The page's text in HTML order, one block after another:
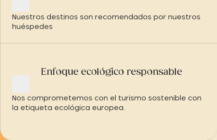
Nuestros destinos son recomendados por nuestros
huéspedes
Enfoque ecológico responsable
Nos comprometemos con el turismo sostenible con
la etiqueta ecológica europea.